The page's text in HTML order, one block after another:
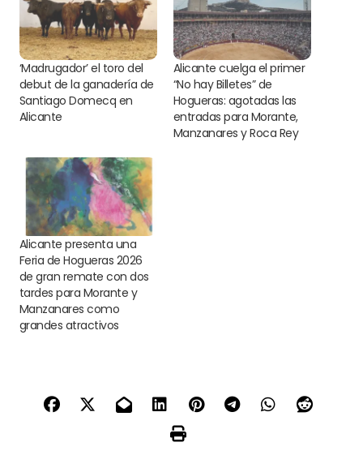
‘Madrugador’ el toro del
debut de la ganadería de
Santiago Domecq en
Alicante
Alicante cuelga el primer
“No hay Billetes” de
Hogueras: agotadas las
entradas para Morante,
Manzanares y Roca Rey
Alicante presenta una
Feria de Hogueras 2026
de gran remate con dos
tardes para Morante y
Manzanares como
grandes atractivos